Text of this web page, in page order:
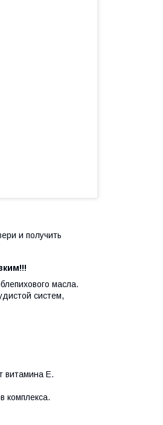
и получить
масла.
систем,
витамина Е.
комплекса.